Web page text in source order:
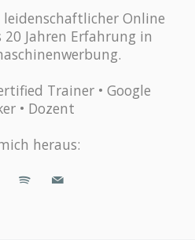
Online
Jahren Erfahrung in
Trainer • Google
• Dozent
heraus: